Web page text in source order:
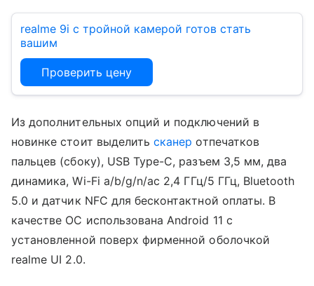
realme 9i с тройной камерой готов стать
вашим
Проверить цену
Из дополнительных опций и подключений в
новинке стоит выделитьсканер отпечатков
пальцев (сбоку), USB Type-C, разъем 3,5 мм, два
динамика, Wi-Fi a/b/g/n/ac 2,4 ГГц/5 ГГц, Bluetooth
5.0 и датчик NFC для бесконтактной оплаты. В
качестве ОС использована Android 11 с
установленной поверх фирменной оболочкой
realme UI 2.0.